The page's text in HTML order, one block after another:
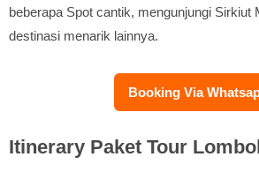
beberapa Spot cantik, mengunjungi Sirkiut
destinasi menarik lainnya.
Booking Via
Itinerary Paket Tour